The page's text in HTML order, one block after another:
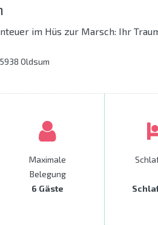
im Hüs zur Marsch: Ihr
Oldsum
Maximale
Belegung
6 Gäste